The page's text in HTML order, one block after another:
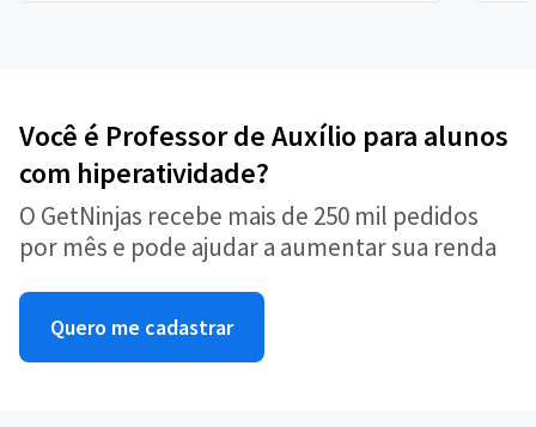
Você é Professor de Auxílio para alunos
com hiperatividade?
O GetNinjas recebe mais de 250 mil pedidos
por mês e pode ajudar a aumentar sua renda
Quero me cadastrar